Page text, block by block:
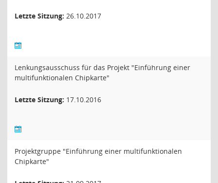
Letzte Sitzung: 26.10.2017
Lenkungsausschuss für das Projekt "Einführung einer
multifunktionalen Chipkarte"
Letzte Sitzung: 17.10.2016
Projektgruppe "Einführung einer multifunktionalen
Chipkarte"